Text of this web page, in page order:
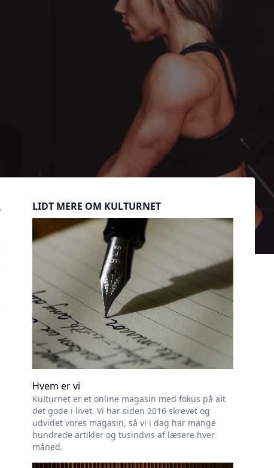
Sidebar
LIDT MERE OM KULTURNET
Hvem er vi
Kulturnet er et online magasin med fokus på alt
det gode i livet. Vi har siden 2016 skrevet og
udvidet vores magasin, så vi i dag har mange
hundrede artikler og tusindvis af læsere hver
måned.